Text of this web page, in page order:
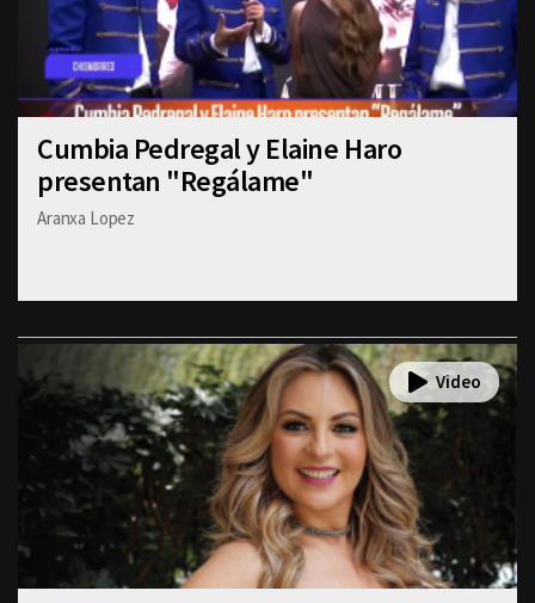
Cumbia Pedregal y Elaine Haro
presentan "Regálame"
Aranxa Lopez